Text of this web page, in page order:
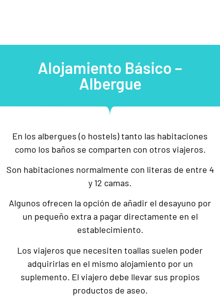
Alojamiento Básico –
Albergue
En los albergues (o hostels) tanto las habitaciones
como los baños se comparten con otros viajeros.
Son habitaciones normalmente con literas de entre 4
y 12 camas.
Algunos ofrecen la opción de añadir el desayuno por
un pequeño extra a pagar directamente en el
establecimiento.
Los viajeros que necesiten toallas suelen poder
adquirirlas en el mismo alojamiento por un
suplemento. El viajero debe llevar sus propios
productos de aseo.